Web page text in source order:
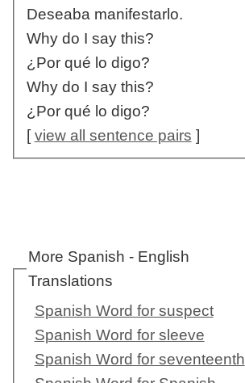
Deseaba manifestarlo.
Why do I say this?
¿Por qué lo digo?
Why do I say this?
¿Por qué lo digo?
[view all sentence pairs ]
More Spanish - English
Translations
Spanish Word for suspect
Spanish Word for sleeve
Spanish Word for seventeenth